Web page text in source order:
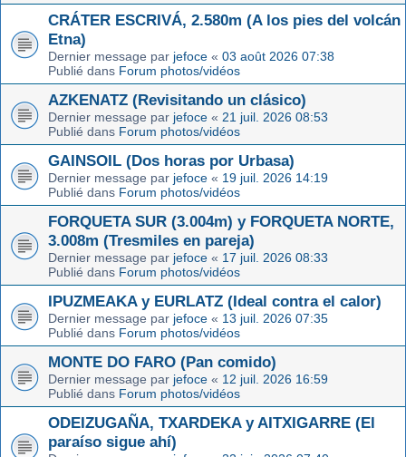
CRÁTER ESCRIVÁ, 2.580m (A los pies del volcán
Etna)
Dernier message par jefoce « 03 août 2026 07:38
Publié dans Forum photos/vidéos
AZKENATZ (Revisitando un clásico)
Dernier message par jefoce « 21 juil. 2026 08:53
Publié dans Forum photos/vidéos
GAINSOIL (Dos horas por Urbasa)
Dernier message par jefoce « 19 juil. 2026 14:19
Publié dans Forum photos/vidéos
FORQUETA SUR (3.004m) y FORQUETA NORTE,
3.008m (Tresmiles en pareja)
Dernier message par jefoce « 17 juil. 2026 08:33
Publié dans Forum photos/vidéos
IPUZMEAKA y EURLATZ (Ideal contra el calor)
Dernier message par jefoce « 13 juil. 2026 07:35
Publié dans Forum photos/vidéos
MONTE DO FARO (Pan comido)
Dernier message par jefoce « 12 juil. 2026 16:59
Publié dans Forum photos/vidéos
ODEIZUGAÑA, TXARDEKA y AITXIGARRE (El
paraíso sigue ahí)